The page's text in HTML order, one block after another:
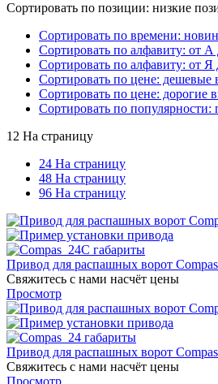
Сортировать по позиции: низкие
Сортировать по времени:
Сортировать по алфавиту: от
Сортировать по алфавиту: от Я
Сортировать по цене: дешевые
Сортировать по цене: дорогие
Сортировать по
12 На страницу
24 На страницу
48 На страницу
96 На страницу
Привод для распашных ворот
Свяжитесь с нами насчёт цены
Просмотр
Привод для распашных ворот
Свяжитесь с нами насчёт цены